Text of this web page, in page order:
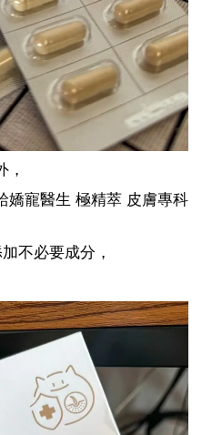
，
嬌寵醫生 極精萃 皮膚專科
不必要成分，